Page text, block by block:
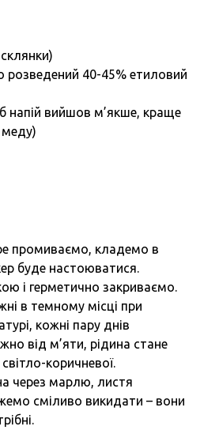
розведений 40-45% етиловий
напій вийшов м’якше, краще
меду)
промиваємо, кладемо в
буде настоюватися.
і герметично закриваємо.
в темному місці при
кожні пару днів
від м’яти, рідина стане
коричневої.
через марлю, листя
сміливо викидати – вони